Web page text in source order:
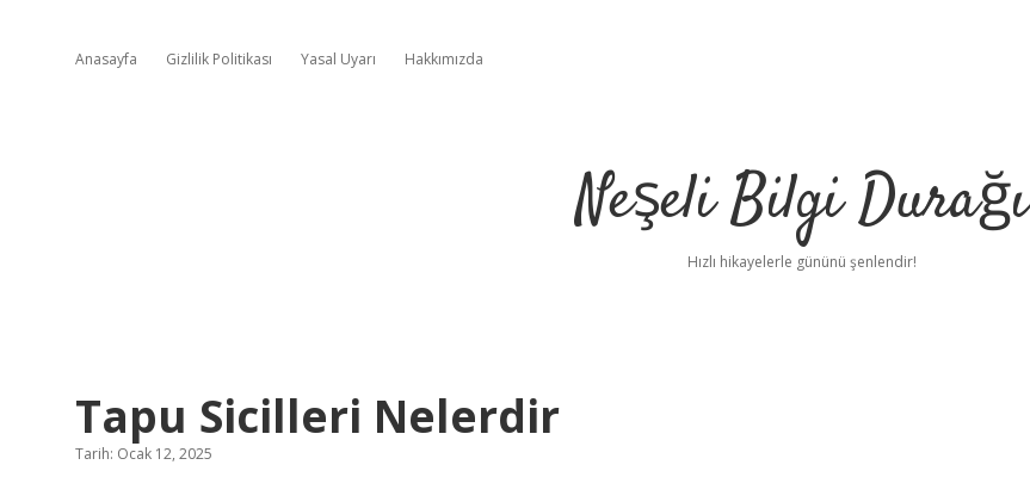
Anasayfa Gizlilik Politikası Yasal Uyarı Hakkımızda
Neşeli Bilgi Durağı
Hızlı hikayelerle gününü şenlendir!
Tapu Sicilleri Nelerdir
Tarih: Ocak 12, 2025